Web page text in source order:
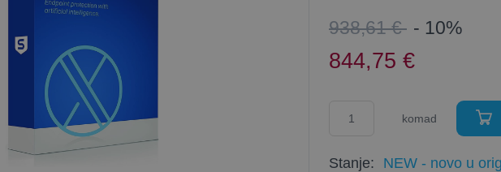
938,61 € - 10%
844,75 €
komad
Stanje: NEW - novo u